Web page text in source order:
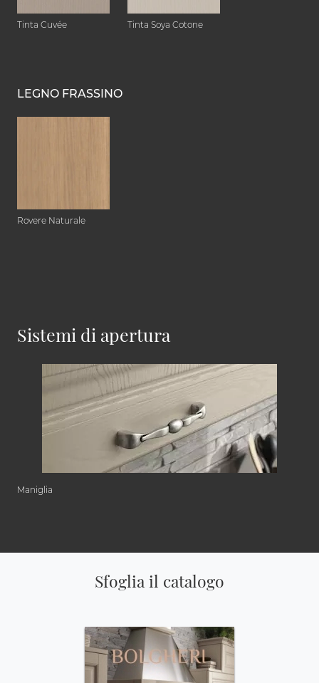
Tinta Cuvée Tinta Soya Cotone
LEGNO FRASSINO
Rovere Naturale
Sistemi di apertura
Maniglia
Sfoglia il catalogo